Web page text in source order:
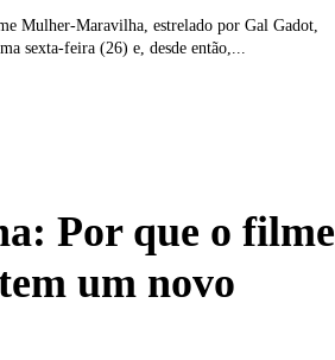
Mulher-Maravilha, estrelado por Gal Gadot,
sexta-feira (26) e, desde então,...
Por que o filme
um novo